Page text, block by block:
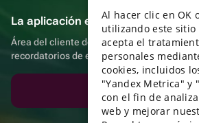
La aplicación es aún más práctica.
Área del cliente del destinatario, más
recordatorios de eventos
Descargar la
Al hacer clic en OK
utilizando este sitio
acepta el
personales
cookies, incluidos
"Yandex Metrica" y
con el fin de
web y mejorar